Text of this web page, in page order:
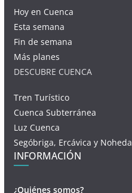
Hoy en Cuenca
Esta semana
Fin de semana
Más planes
DESCUBRE CUENCA
Tren Turístico
Cuenca Subterránea
Luz Cuenca
Segóbriga, Ercávica y Noheda
INFORMACIÓN
¿Quiénes somos?